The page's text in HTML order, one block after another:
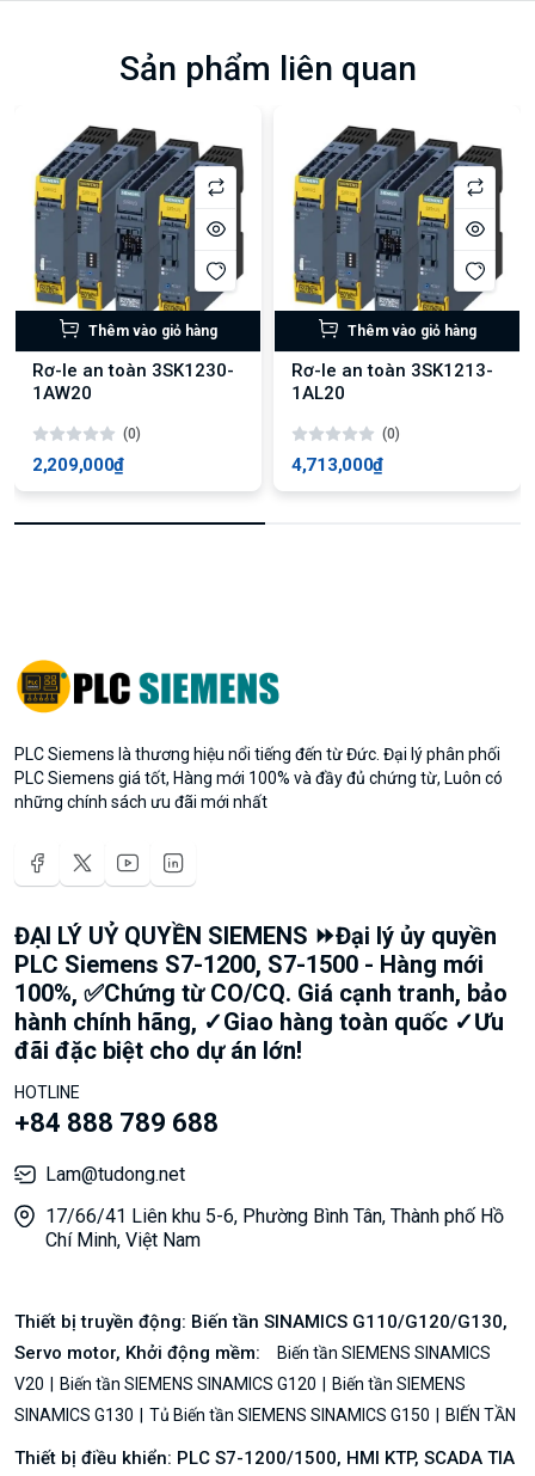
Sản phẩm liên quan
Thêm vào giỏ hàng
Rơ-le an toàn 3SK1230-
1AW20
(0)
2,209,000₫
Thêm vào giỏ hàng
Rơ-le an toàn 3SK1213-
1AL20
(0)
4,713,000₫
PLC Siemens là thương hiệu nổi tiếng đến từ Đức. Đại lý phân phối
PLC Siemens giá tốt, Hàng mới 100% và đầy đủ chứng từ, Luôn có
những chính sách ưu đãi mới nhất
ĐẠI LÝ UỶ QUYỀN SIEMENS ⏩Đại lý ủy quyền
PLC Siemens S7-1200, S7-1500 - Hàng mới
100%, ✅Chứng từ CO/CQ. Giá cạnh tranh, bảo
hành chính hãng, ✓Giao hàng toàn quốc ✓Ưu
đãi đặc biệt cho dự án lớn!
HOTLINE
+84 888 789 688
Lam@tudong.net
17/66/41 Liên khu 5-6, Phường Bình Tân, Thành phố Hồ
Chí Minh, Việt Nam
Thiết bị truyền động: Biến tần SINAMICS G110/G120/G130,
Servo motor, Khởi động mềm:
Biến tần SIEMENS SINAMICS
V20
Biến tần SIEMENS SINAMICS G120
Biến tần SIEMENS
SINAMICS G130
Tủ Biến tần SIEMENS SINAMICS G150 BIẾN TẦN
Thiết bị điều khiển: PLC S7-1200/1500, HMI KTP, SCADA TIA